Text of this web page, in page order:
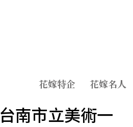
花嫁特企 花嫁名人
台南市立美術一